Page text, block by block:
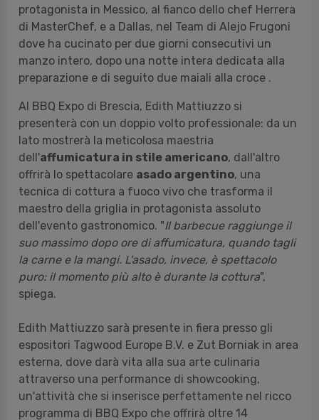
protagonista in Messico, al fianco dello chef Herrera
di MasterChef, e a Dallas, nel Team di Alejo Frugoni
dove ha cucinato per due giorni consecutivi un
manzo intero, dopo una notte intera dedicata alla
preparazione e di seguito due maiali alla croce .
Al BBQ Expo di Brescia, Edith Mattiuzzo si
presenterà con un doppio volto professionale: da un
lato mostrerà la meticolosa maestria
dell'affumicatura in stile americano, dall'altro
offrirà lo spettacolare asado argentino, una
tecnica di cottura a fuoco vivo che trasforma il
maestro della griglia in protagonista assoluto
dell'evento gastronomico. "Il barbecue raggiunge il
suo massimo dopo ore di affumicatura, quando tagli
la carne e la mangi. L'asado, invece, è spettacolo
puro: il momento più alto è durante la cottura",
spiega.
Edith Mattiuzzo sarà presente in fiera presso gli
espositori Tagwood Europe B.V. e Zut Borniak in area
esterna, dove darà vita alla sua arte culinaria
attraverso una performance di showcooking,
un'attività che si inserisce perfettamente nel ricco
programma di BBQ Expo che offrirà oltre 14